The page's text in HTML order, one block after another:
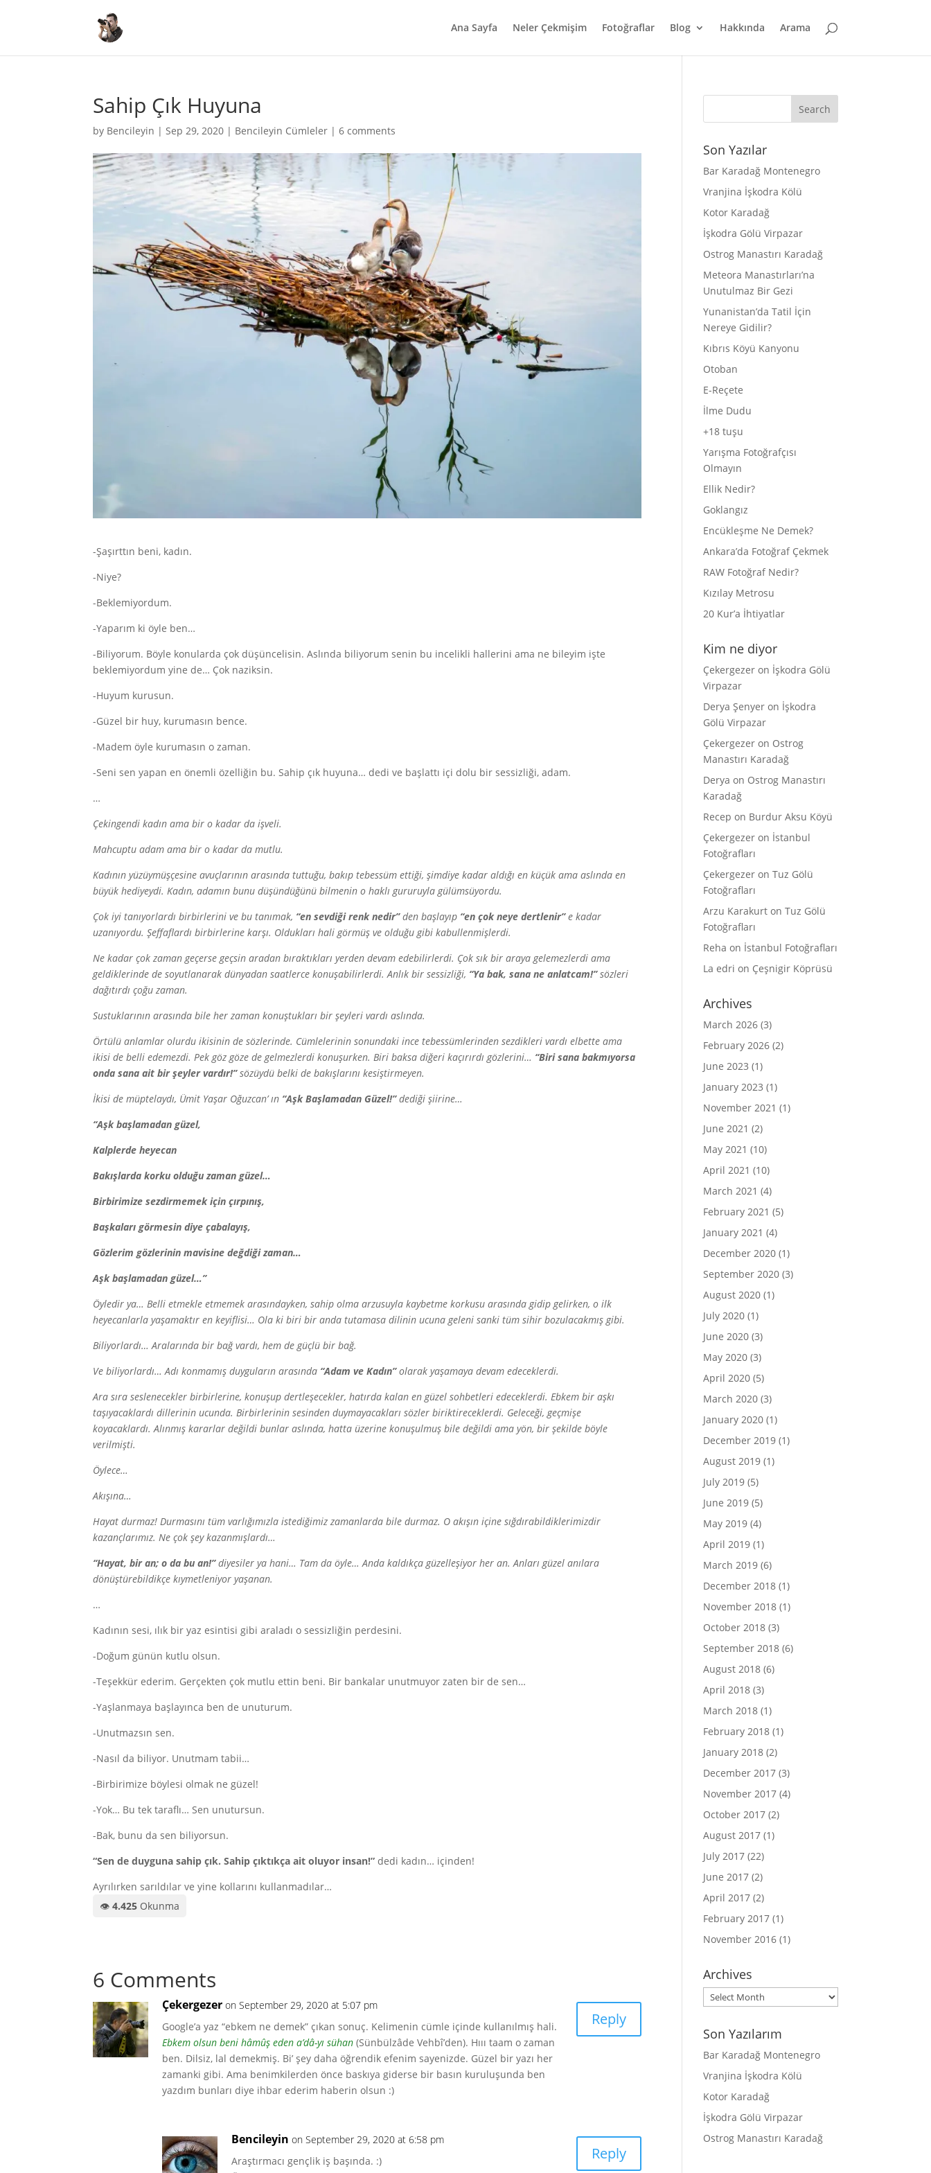
Ana Sayfa Neler Çekmişim Fotoğraflar Blog Hakkında Arama
Sahip Çık Huyuna
by Bencileyin |Sep 29, 2020 | Bencileyin Cümleler |6 comments
-Şaşırttın beni, kadın.
-Niye?
-Beklemiyordum.
-Yaparım ki öyle ben…
-Biliyorum. Böyle konularda çok düşüncelisin. Aslında biliyorum senin bu incelikli hallerini ama ne bileyim işte
beklemiyordum yine de… Çok naziksin.
-Huyum kurusun.
-Güzel bir huy, kurumasın bence.
-Madem öyle kurumasın o zaman.
-Seni sen yapan en önemli özelliğin bu. Sahip çık huyuna… dedi ve başlattı içi dolu bir sessizliği, adam.
…
Çekingendi kadın ama bir o kadar da işveli.
Mahcuptu adam ama bir o kadar da mutlu.
Kadının yüzüymüşçesine avuçlarının arasında tuttuğu, bakıp tebessüm ettiği, şimdiye kadar aldığı en küçük ama aslında en
büyük hediyeydi. Kadın, adamın bunu düşündüğünü bilmenin o haklı gururuyla gülümsüyordu.
Çok iyi tanıyorlardı birbirlerini ve bu tanımak, “en sevdiği renk nedir”den başlayıp “en çok neye dertlenir”e kadar
uzanıyordu. Şeffaflardı birbirlerine karşı. Oldukları hali görmüş ve olduğu gibi kabullenmişlerdi.
Ne kadar çok zaman geçerse geçsin aradan bıraktıkları yerden devam edebilirlerdi. Çok sık bir araya gelemezlerdi ama
geldiklerinde de soyutlanarak dünyadan saatlerce konuşabilirlerdi. Anlık bir sessizliği, “Ya bak, sana ne anlatcam!”sözleri
dağıtırdı çoğu zaman.
Sustuklarının arasında bile her zaman konuştukları bir şeyleri vardı aslında.
Örtülü anlamlar olurdu ikisinin de sözlerinde. Cümlelerinin sonundaki ince tebessümlerinden sezdikleri vardı elbette ama
ikisi de belli edemezdi. Pek göz göze de gelmezlerdi konuşurken. Biri baksa diğeri kaçırırdı gözlerini… “Biri sana bakmıyorsa
onda sana ait bir şeyler vardır!”sözüydü belki de bakışlarını kesiştirmeyen.
İkisi de müptelaydı, Ümit Yaşar Oğuzcan’ ın “Aşk Başlamadan Güzel!”dediği şiirine…
“Aşk başlamadan güzel,
Kalplerde heyecan
Bakışlarda korku olduğu zaman güzel…
Birbirimize sezdirmemek için çırpınış,
Başkaları görmesin diye çabalayış,
Gözlerim gözlerinin mavisine değdiği zaman…
Aşk başlamadan güzel…”
Öyledir ya… Belli etmekle etmemek arasındayken, sahip olma arzusuyla kaybetme korkusu arasında gidip gelirken, o ilk
heyecanlarla yaşamaktır en keyiflisi… Ola ki biri bir anda tutamasa dilinin ucuna geleni sanki tüm sihir bozulacakmış gibi.
Biliyorlardı… Aralarında bir bağ vardı, hem de güçlü bir bağ.
Ve biliyorlardı… Adı konmamış duyguların arasında “Adam ve Kadın”olarak yaşamaya devam edeceklerdi.
Ara sıra seslenecekler birbirlerine, konuşup dertleşecekler, hatırda kalan en güzel sohbetleri edeceklerdi. Ebkem bir aşkı
taşıyacaklardı dillerinin ucunda. Birbirlerinin sesinden duymayacakları sözler biriktireceklerdi. Geleceği, geçmişe
koyacaklardı. Alınmış kararlar değildi bunlar aslında, hatta üzerine konuşulmuş bile değildi ama yön, bir şekilde böyle
verilmişti.
Öylece…
Akışına…
Hayat durmaz! Durmasını tüm varlığımızla istediğimiz zamanlarda bile durmaz. O akışın içine sığdırabildiklerimizdir
kazançlarımız. Ne çok şey kazanmışlardı…
“Hayat, bir an; o da bu an!”diyesiler ya hani… Tam da öyle… Anda kaldıkça güzelleşiyor her an. Anları güzel anılara
dönüştürebildikçe kıymetleniyor yaşanan.
…
Kadının sesi, ılık bir yaz esintisi gibi araladı o sessizliğin perdesini.
-Doğum günün kutlu olsun.
-Teşekkür ederim. Gerçekten çok mutlu ettin beni. Bir bankalar unutmuyor zaten bir de sen…
-Yaşlanmaya başlayınca ben de unuturum.
-Unutmazsın sen.
-Nasıl da biliyor. Unutmam tabii…
-Birbirimize böylesi olmak ne güzel!
-Yok… Bu tek taraflı… Sen unutursun.
-Bak, bunu da sen biliyorsun.
“Sen de duyguna sahip çık. Sahip çıktıkça ait oluyor insan!” dedi kadın… içinden!
Ayrılırken sarıldılar ve yine kollarını kullanmadılar…
👁️4.425 Okunma
6 Comments
Çekergezer on September 29, 2020 at 5:07 pm
Google’a yaz “ebkem ne demek” çıkan sonuç. Kelimenin cümle içinde kullanılmış hali.
Ebkem olsun beni hâmûş eden a’dâ-yı sühan(Sünbülzâde Vehbî’den). Hııı taam o zaman
ben. Dilsiz, lal demekmiş. Bi’ şey daha öğrendik efenim sayenizde. Güzel bir yazı her
zamanki gibi. Ama benimkilerden önce baskıya giderse bir basın kuruluşunda ben
yazdım bunları diye ihbar ederim haberin olsun :)
Reply
Bencileyin on September 29, 2020 at 6:58 pm
Araştırmacı gençlik iş başında. :)
Reply
Son Yazılar
Bar Karadağ Montenegro
Vranjina İşkodra Kölü
Kotor Karadağ
İşkodra Gölü Virpazar
Ostrog Manastırı Karadağ
Meteora Manastırları’na
Unutulmaz Bir Gezi
Yunanistan’da Tatil İçin
Nereye Gidilir?
Kıbrıs Köyü Kanyonu
Otoban
E-Reçete
İlme Dudu
+18 tuşu
Yarışma Fotoğrafçısı
Olmayın
Ellik Nedir?
Goklangız
Encükleşme Ne Demek?
Ankara’da Fotoğraf Çekmek
RAW Fotoğraf Nedir?
Kızılay Metrosu
20 Kur’a İhtiyatlar
Kim ne diyor
Çekergezer on İşkodra Gölü
Virpazar
Derya Şenyer on İşkodra
Gölü Virpazar
Çekergezer on Ostrog
Manastırı Karadağ
Derya on Ostrog Manastırı
Karadağ
Recep on Burdur Aksu Köyü
Çekergezer on İstanbul
Fotoğrafları
Çekergezer onTuz Gölü
Fotoğrafları
Arzu Karakurt onTuz Gölü
Fotoğrafları
Reha on İstanbul Fotoğrafları
La edri on Çeşnigir Köprüsü
Archives
March 2026 (3)
February 2026 (2)
June 2023 (1)
January 2023 (1)
November 2021 (1)
June 2021 (2)
May 2021 (10)
April 2021 (10)
March 2021 (4)
February 2021 (5)
January 2021 (4)
December 2020 (1)
September 2020 (3)
August 2020 (1)
July 2020 (1)
June 2020 (3)
May 2020 (3)
April 2020 (5)
March 2020 (3)
January 2020 (1)
December 2019 (1)
August 2019 (1)
July 2019 (5)
June 2019 (5)
May 2019 (4)
April 2019 (1)
March 2019 (6)
December 2018 (1)
November 2018 (1)
October 2018 (3)
September 2018 (6)
August 2018 (6)
April 2018 (3)
March 2018 (1)
February 2018 (1)
January 2018 (2)
December 2017 (3)
November 2017 (4)
October 2017 (2)
August 2017 (1)
July 2017 (22)
June 2017 (2)
April 2017 (2)
February 2017 (1)
November 2016 (1)
Archives
Archives
Son Yazılarım
Bar Karadağ Montenegro
Vranjina İşkodra Kölü
Kotor Karadağ
İşkodra Gölü Virpazar
Ostrog Manastırı Karadağ